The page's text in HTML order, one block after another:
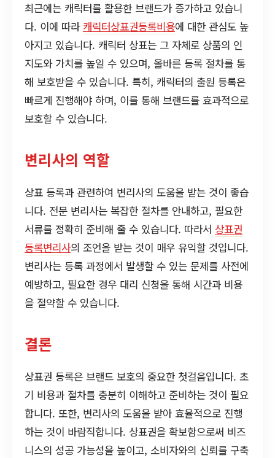
최근에는 캐릭터를 활용한 브랜드가 증가하고 있습니
다. 이에 따라 캐릭터상표권등록비용에 대한 관심도 높
아지고 있습니다. 캐릭터 상표는 그 자체로 상품의 인
지도와 가치를 높일 수 있으며, 올바른 등록 절차를 통
해 보호받을 수 있습니다. 특히, 캐릭터의 출원 등록은
빠르게 진행해야 하며, 이를 통해 브랜드를 효과적으로
보호할 수 있습니다.
변리사의 역할
상표 등록과 관련하여 변리사의 도움을 받는 것이 좋습
니다. 전문 변리사는 복잡한 절차를 안내하고, 필요한
서류를 정확히 준비해 줄 수 있습니다. 따라서 상표권
등록변리사의 조언을 받는 것이 매우 유익할 것입니다.
변리사는 등록 과정에서 발생할 수 있는 문제를 사전에
예방하고, 필요한 경우 대리 신청을 통해 시간과 비용
을 절약할 수 있습니다.
결론
상표권 등록은 브랜드 보호의 중요한 첫걸음입니다. 초
기 비용과 절차를 충분히 이해하고 준비하는 것이 필요
합니다. 또한, 변리사의 도움을 받아 효율적으로 진행
하는 것이 바람직합니다. 상표권을 확보함으로써 비즈
니스의 성공 가능성을 높이고, 소비자와의 신뢰를 구축